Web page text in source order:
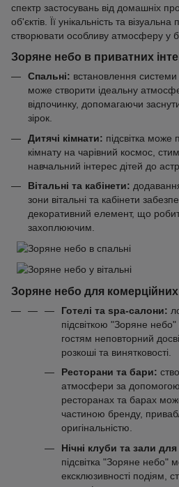
спектр застосувань від домашніх
об'єктів. Її унікальність та
створювати особливу атмосферу у
Зоряне небо в приватних
Спальні: встановлення
може створити ідеальну
відпочинку, допомагаючи
зірок.
Дитячі кімнати: підсвітка може
кімнату на чарівний космос,
навчальний інтерес дітей до
Вітальні та кабінети:
зони вітальні та кабінети
декоративний елемент, що
захоплюючим.
Зоряне небо для комерційних
Готелі та spa-салони:
підсвіткою "Зоряне
гостям неповторний
розкоші та винятковості.
Ресторани та бари:
атмосфери за
ресторанах та барах
частиною бренду,
оригінальністю.
Нічні клуби та зали
підсвітка "Зоряне небо"
ексклюзивності подіям,